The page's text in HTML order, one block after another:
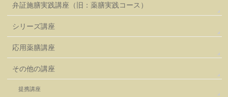
弁証施膳実践講座（旧：薬膳実践コース）
シリーズ講座
応用薬膳講座
その他の講座
提携講座